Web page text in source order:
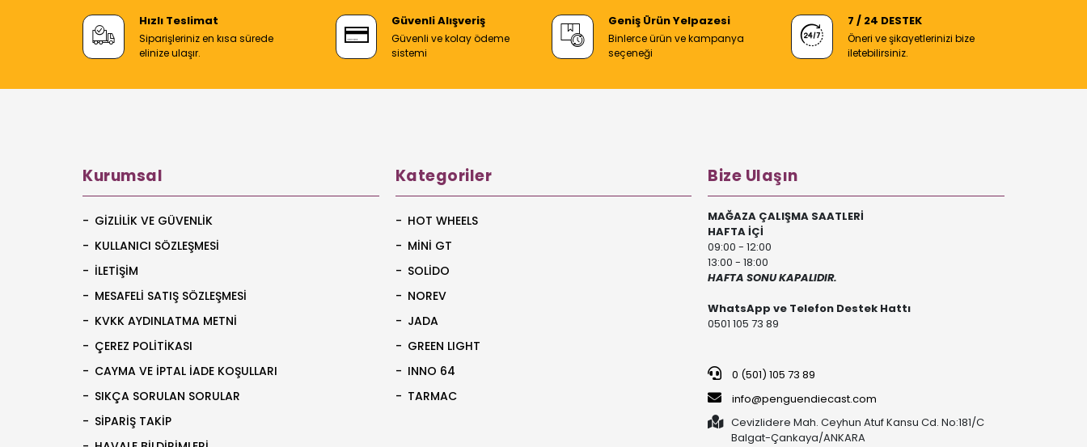
Hızlı Teslimat
Siparişleriniz en kısa sürede
elinize ulaşır.
Güvenli Alışveriş
Güvenli ve kolay ödeme
sistemi
Geniş Ürün Yelpazesi
Binlerce ürün ve kampanya
seçeneği
7 / 24 DESTEK
Öneri ve şikayetlerinizi bize
iletebilirsiniz.
Kurumsal
GIZLILIK VE GÜVENLIK
KULLANICI SÖZLEŞMESI
İLETIŞIM
MESAFELI SATIŞ SÖZLEŞMESI
KVKK AYDINLATMA METNI
ÇEREZ POLITIKASI
CAYMA VE İPTAL İADE KOŞULLARI
SIKÇA SORULAN SORULAR
SIPARIŞ TAKIP
Kategoriler
HOT WHEELS
MİNİ GT
SOLİDO
NOREV
JADA
GREEN LIGHT
INNO 64
TARMAC
Bize Ulaşın
MAĞAZA ÇALIŞMA SAATLERİ
HAFTA İÇİ
09:00 - 12:00
13:00 - 18:00
HAFTA SONU KAPALIDIR.
WhatsApp ve Telefon Destek Hattı
0501 105 73 89
0 (501) 105 73 89
info@penguendiecast.com
Cevizlidere Mah. Ceyhun Atuf Kansu Cd. No:181/C
Balgat-Çankaya/ANKARA